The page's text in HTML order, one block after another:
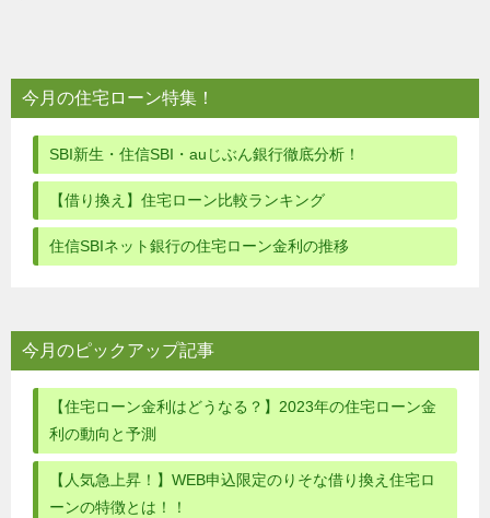
ビ
ゲ
今月の住宅ローン特集！
SBI新生・住信SBI・auじぶん銀行徹底分析！
【借り換え】住宅ローン比較ランキング
住信SBIネット銀行の住宅ローン金利の推移
今月のピックアップ記事
【住宅ローン金利はどうなる？】2023年の住宅ローン金
利の動向と予測
【人気急上昇！】WEB申込限定のりそな借り換え住宅ロ
ーンの特徴とは！！